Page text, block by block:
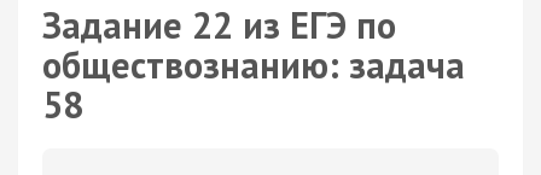
Задание 22 из ЕГЭ по
обществознанию: задача
58